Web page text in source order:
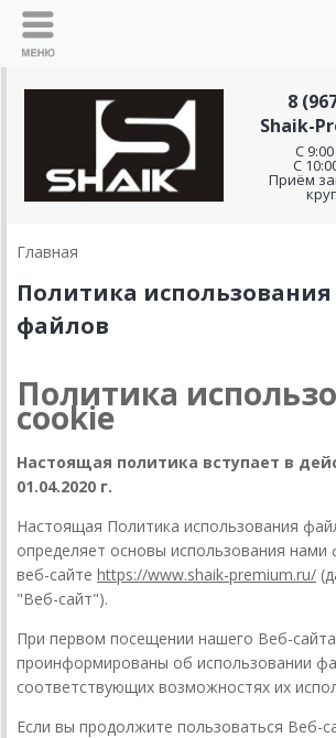
8
Shaik-
C
С
Приём
Главная
Политика использования
файлов
Политика
cookie
Настоящая политика вступает в
01.04.2020 г.
Настоящая Политика использования
определяет основы использования нами
веб-сайте https://www.shaik-premium.ru/
"Веб-сайт").
При первом посещении нашего Веб-
проинформированы об использовании
соответствующих возможностях их
Если вы продолжите пользоваться Веб-